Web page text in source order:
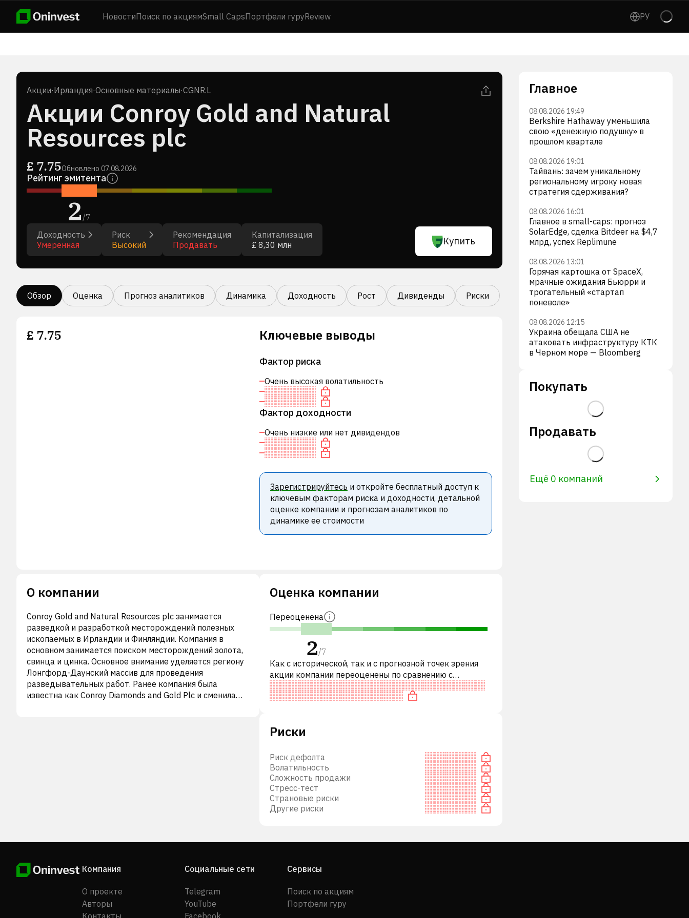
НовостиПоиск по акциямSmall CapsПортфели гуруReview РУ
Акции·Ирландия·Основные материалы·CGNR.L
Акции Conroy Gold and Natural
Resources plc
£ 7.75Обновлено 07.08.2026
Рейтинг эмитента
2/7
Доходность
Умеренная
Риск
Высокий
Рекомендация
Продавать
Капитализация
£ 8,30 млн
Купить
Обзор Оценка Прогноз аналитиков Динамика Доходность Рост Дивиденды Риски
£ 7.75 Ключевые выводы
Фактор риска
Очень высокая волатильность
Фактор доходности
Очень низкие или нет дивидендов
Зарегистрируйтесь и откройте бесплатный доступ к
ключевым факторам риска и доходности, детальной
оценке компании и прогнозам аналитиков по
динамике ее стоимости
О компании
Conroy Gold and Natural Resources plc занимается
разведкой и разработкой месторождений полезных
ископаемых в Ирландии и Финляндии. Компания в
основном занимается поиском месторождений золота,
свинца и цинка. Основное внимание уделяется региону
Лонгфорд-Даунский массив для проведения
разведывательных работ. Ранее компания была
известна как Conroy Diamonds and Gold Plc и сменила
Оценка компании
Переоценена
2/7
Как с исторической, так и с прогнозной точек зрения
акции компании переоценены по сравнению с
аналогичными акциями. В частности, акция
переоценена по EV/EBITDA.
Риски
Риск дефолта
Волатильность
Сложность продажи
Стресс-тест
Страновые риски
Другие риски
Главное
08.08.2026 19:49
Berkshire Hathaway уменьшила
свою «денежную подушку» в
прошлом квартале
08.08.2026 19:01
Тайвань: зачем уникальному
региональному игроку новая
стратегия сдерживания?
08.08.2026 16:01
Главное в small-caps: прогноз
SolarEdge, сделка Bitdeer на $4,7
млрд, успех Replimune
08.08.2026 13:01
Горячая картошка от SpaceX,
мрачные ожидания Бьюрри и
трогательный «стартап
поневоле»
08.08.2026 12:15
Украина обещала США не
атаковать инфраструктуру КТК
в Черном море — Bloomberg
Покупать
Продавать
Ещё 0 компаний
Компания
О проекте
Авторы
Контакты
Социальные сети
Telegram
YouTube
Facebook
Сервисы
Поиск по акциям
Портфели гуру